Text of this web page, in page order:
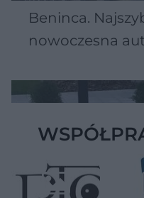
Beninca.
nowoczesna